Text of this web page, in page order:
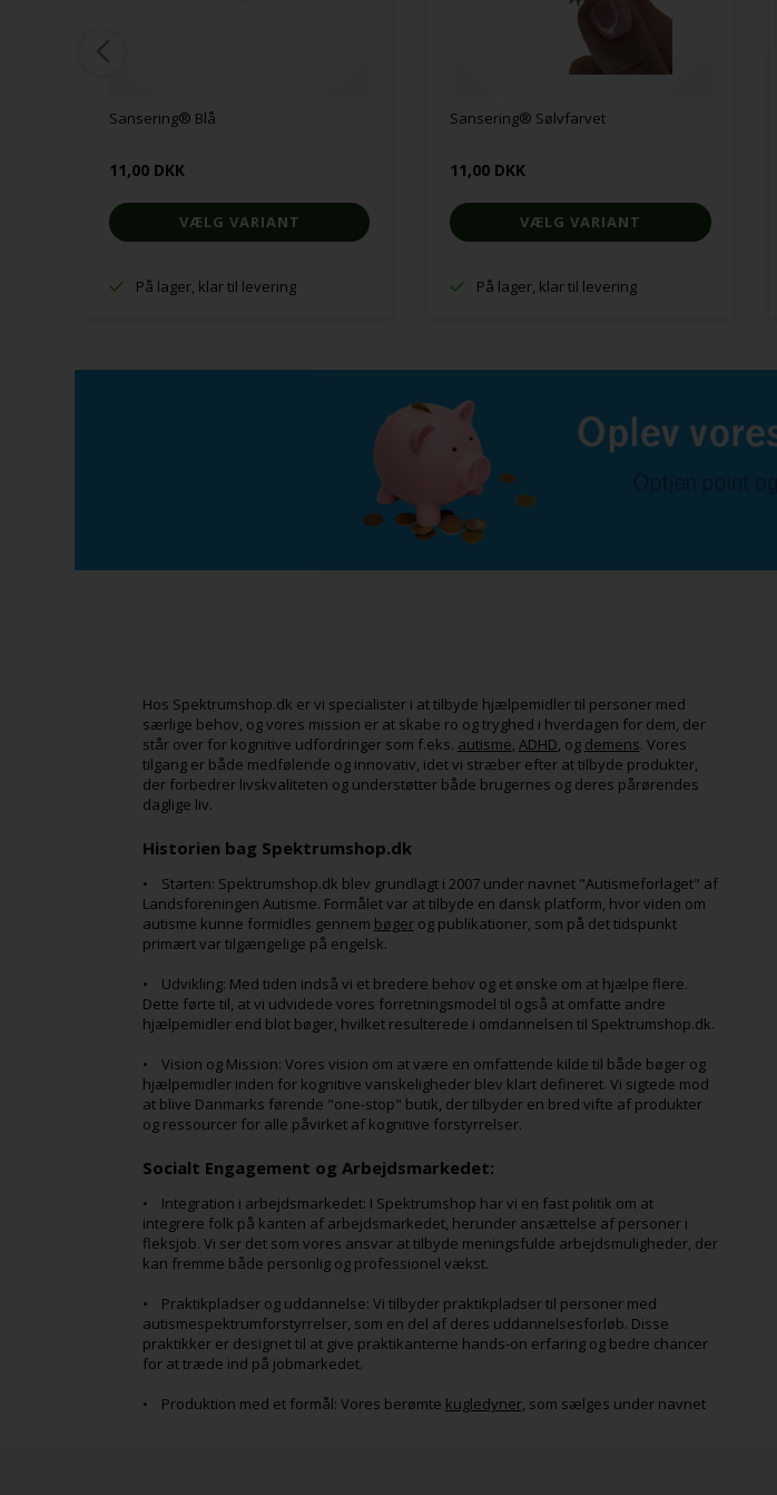
Sansering® Blå
11,00 DKK
VÆLG VARIANT
På lager, klar til levering
Sansering® Sølvfarvet
11,00 DKK
VÆLG VARIANT
På lager, klar til levering
Hos Spektrumshop.dk er vi specialister i at tilbyde hjælpemidler til personer med
særlige behov, og vores mission er at skabe ro og tryghed i hverdagen for dem, der
står over for kognitive udfordringer som f.eks. autisme, ADHD, og demens. Vores
tilgang er både medfølende og innovativ, idet vi stræber efter at tilbyde produkter,
der forbedrer livskvaliteten og understøtter både brugernes og deres pårørendes
daglige liv.
Historien bag Spektrumshop.dk
• Starten: Spektrumshop.dk blev grundlagt i 2007 under navnet "Autismeforlaget" af
Landsforeningen Autisme. Formålet var at tilbyde en dansk platform, hvor viden om
autisme kunne formidles gennem bøgerog publikationer, som på det tidspunkt
primært var tilgængelige på engelsk.
• Udvikling: Med tiden indså vi et bredere behov og et ønske om at hjælpe flere.
Dette førte til, at vi udvidede vores forretningsmodel til også at omfatte andre
hjælpemidler end blot bøger, hvilket resulterede i omdannelsen til Spektrumshop.dk.
• Vision og Mission: Vores vision om at være en omfattende kilde til både bøger og
hjælpemidler inden for kognitive vanskeligheder blev klart defineret. Vi sigtede mod
at blive Danmarks førende "one-stop" butik, der tilbyder en bred vifte af produkter
og ressourcer for alle påvirket af kognitive forstyrrelser.
Socialt Engagement og Arbejdsmarkedet:
• Integration i arbejdsmarkedet: I Spektrumshop har vi en fast politik om at
integrere folk på kanten af arbejdsmarkedet, herunder ansættelse af personer i
fleksjob. Vi ser det som vores ansvar at tilbyde meningsfulde arbejdsmuligheder, der
kan fremme både personlig og professionel vækst.
• Praktikpladser og uddannelse: Vi tilbyder praktikpladser til personer med
autismespektrumforstyrrelser, som en del af deres uddannelsesforløb. Disse
praktikker er designet til at give praktikanterne hands-on erfaring og bedre chancer
for at træde ind på jobmarkedet.
• Produktion med et formål: Vores berømte kugledyner, som sælges under navnet